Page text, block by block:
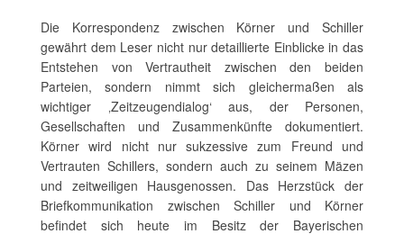
Die Korrespondenz zwischen Körner und Schiller
gewährt dem Leser nicht nur detaillierte Einblicke in das
Entstehen von Vertrautheit zwischen den beiden
Parteien, sondern nimmt sich gleichermaßen als
wichtiger ‚Zeitzeugendialog‘ aus, der Personen,
Gesellschaften und Zusammenkünfte dokumentiert.
Körner wird nicht nur sukzessive zum Freund und
Vertrauten Schillers, sondern auch zu seinem Mäzen
und zeitweiligen Hausgenossen. Das Herzstück der
Briefkommunikation zwischen Schiller und Körner
befindet sich heute im Besitz der Bayerischen